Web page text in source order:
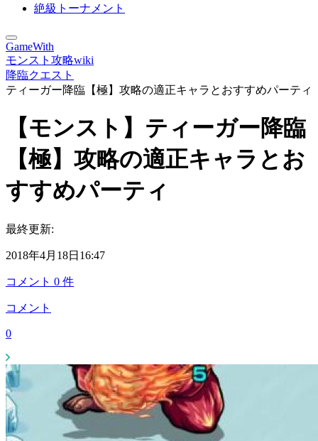
絶級トーナメント
GameWith
モンスト攻略wiki
降臨クエスト
ティーガー降臨【極】攻略の適正キャラとおすすめパーティ
【モンスト】ティーガー降臨
【極】攻略の適正キャラとお
すすめパーティ
最終更新:
2018年4月18日16:47
コメント 0 件
コメント
0